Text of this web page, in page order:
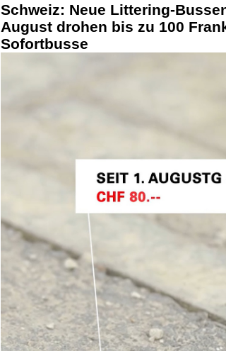
Schweiz: Neue Littering-
August drohen bis zu 100
Sofortbusse